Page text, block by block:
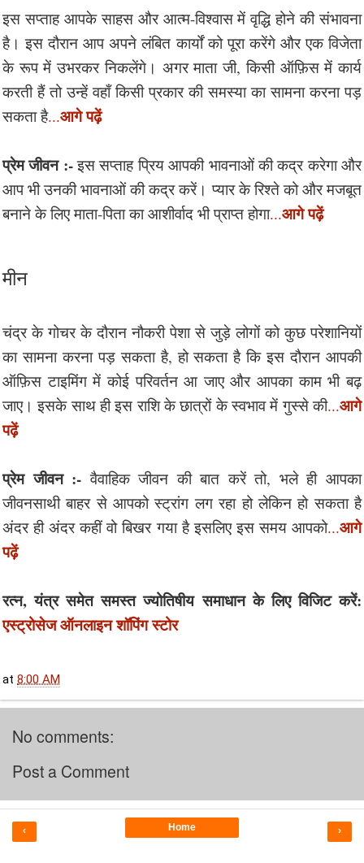
इस सप्ताह आपके साहस और आत्म-विश्वास में वृद्धि होने की संभावना
है। इस दौरान आप अपने लंबित कार्यों को पूरा करेंगे और एक विजेता
के रूप में उभरकर निकलेंगे। अगर माता जी, किसी ऑफ़िस में कार्य
करती हैं तो उन्हें वहाँ किसी प्रकार की समस्या का सामना करना पड़
सकता है...आगे पढ़ें
प्रेम जीवन :-इस सप्ताह प्रिय आपकी भावनाओं की कद्र करेगा और
आप भी उनकी भावनाओं की कद्र करें। प्यार के रिश्ते को और मजबूत
बनाने के लिए माता-पिता का आशीर्वाद भी प्राप्त होगा...आगे पढ़ें
मीन
चंद्र के गोचर के दौरान नौकरी पेशा से जुड़े लोगों को कुछ परेशानियों
का सामना करना पड़ सकता है, हो सकता है कि इस दौरान आपकी
ऑफ़िस टाइमिंग में कोई परिवर्तन आ जाए और आपका काम भी बढ़
जाए। इसके साथ ही इस राशि के छात्रों के स्वभाव में गुस्से की...आगे
पढ़ें
प्रेम जीवन :-वैवाहिक जीवन की बात करें तो, भले ही आपका
जीवनसाथी बाहर से आपको स्ट्रांग लग रहा हो लेकिन हो सकता है
अंदर ही अंदर कहीं वो बिखर गया है इसलिए इस समय आपको...आगे
पढ़ें
रत्न, यंत्र समेत समस्त ज्योतिषीय समाधान के लिए विजिट करें:
एस्ट्रोसेज ऑनलाइन शॉपिंग स्टोर
at 8:00 AM
No comments:
Post a Comment
‹ ›
Home